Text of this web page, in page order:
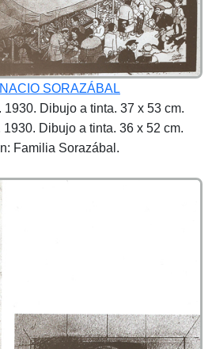
SORAZÁBAL
Dibujo a tinta. 37 x 53 cm.
Dibujo a tinta. 36 x 52 cm.
Familia Sorazábal.